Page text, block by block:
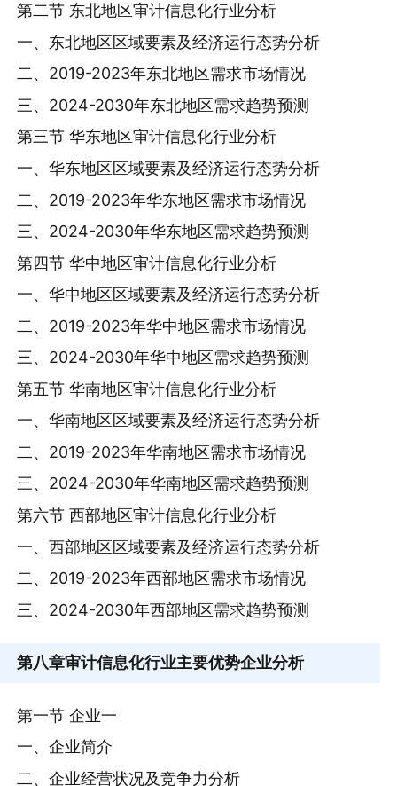
第二节 东北地区审计信息化行业分析
一、东北地区区域要素及经济运行态势分析
二、2019-2023年东北地区需求市场情况
三、2024-2030年东北地区需求趋势预测
第三节 华东地区审计信息化行业分析
一、华东地区区域要素及经济运行态势分析
二、2019-2023年华东地区需求市场情况
三、2024-2030年华东地区需求趋势预测
第四节 华中地区审计信息化行业分析
一、华中地区区域要素及经济运行态势分析
二、2019-2023年华中地区需求市场情况
三、2024-2030年华中地区需求趋势预测
第五节 华南地区审计信息化行业分析
一、华南地区区域要素及经济运行态势分析
二、2019-2023年华南地区需求市场情况
三、2024-2030年华南地区需求趋势预测
第六节 西部地区审计信息化行业分析
一、西部地区区域要素及经济运行态势分析
二、2019-2023年西部地区需求市场情况
三、2024-2030年西部地区需求趋势预测
第八章审计信息化行业主要优势企业分析
第一节 企业一
一、企业简介
二、企业经营状况及竞争力分析